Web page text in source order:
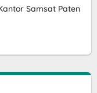
Samsat Paten